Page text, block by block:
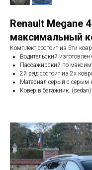
Renault Megane
максимальный
Комплект состоит из 5ти
Водительский
Пассажирский по
2й ряд состоит из 2х
Материал серый с серым
Ковер в багажник. (sedan)